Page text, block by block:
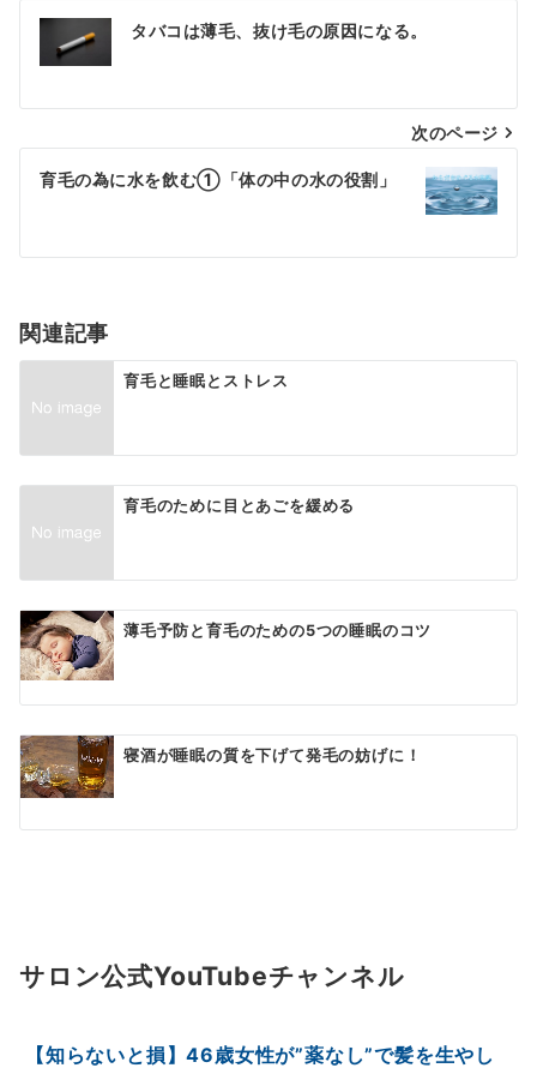
投
稿
ビ
ゲ
シ
ン
タバコは薄毛、抜け毛の原因になる。
次のページ
育毛の為に水を飲む①「体の中の水の役割」
関連記事
育毛と睡眠とストレス
育毛のために目とあごを緩める
薄毛予防と育毛のための5つの睡眠のコツ
寝酒が睡眠の質を下げて発毛の妨げに！
サロン公式YouTubeチャンネル
【知らないと損】46歳女性が”薬なし”で髪を生やし